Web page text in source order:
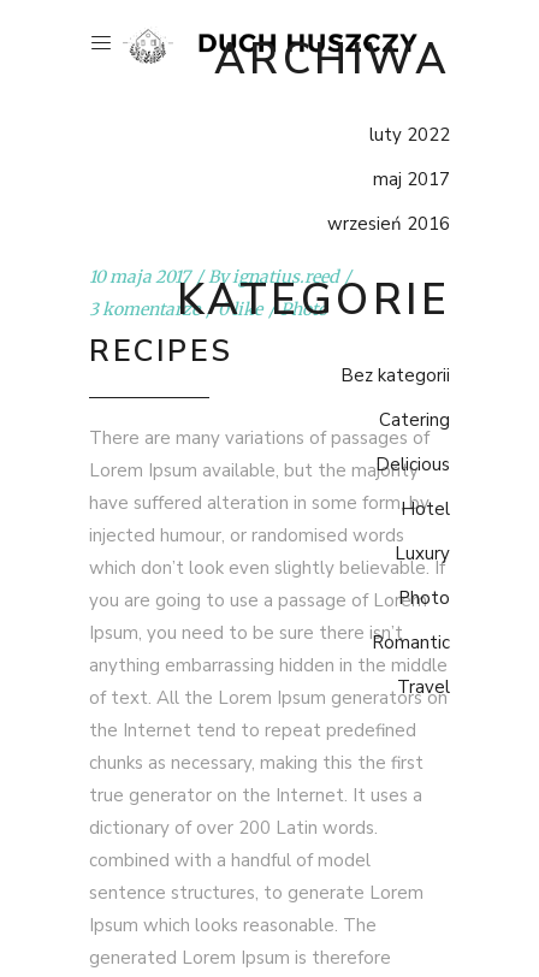
ARCHIWA
luty 2022
maj 2017
wrzesień 2016
KATEGORIE
Bez kategorii
Catering
Delicious
Hotel
Luxury
Photo
Romantic
Travel
10 maja 2017 Byignatius.reed
3 komentarze
0 like Photo
RECIPES
There are many variations of passages of
Lorem Ipsum available, but the majority
have suffered alteration in some form, by
injected humour, or randomised words
which don’t look even slightly believable. If
you are going to use a passage of Lorem
Ipsum, you need to be sure there isn’t
anything embarrassing hidden in the middle
of text. All the Lorem Ipsum generators on
the Internet tend to repeat predefined
chunks as necessary, making this the first
true generator on the Internet. It uses a
dictionary of over 200 Latin words.
combined with a handful of model
sentence structures, to generate Lorem
Ipsum which looks reasonable. The
generated Lorem Ipsum is therefore